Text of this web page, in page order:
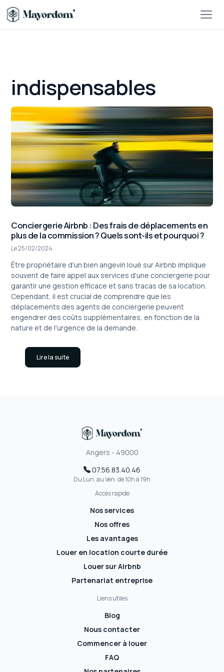
indispensables
Conciergerie Airbnb : Des frais de déplacements en
plus de la commission ? Quels sont-ils et pourquoi ?
Le 25/02/2024
Être propriétaire d'un bien angevin loué sur Airbnb implique
souvent de faire appel aux services d'une conciergerie pour
garantir une gestion efficace et sans tracas de sa location.
Cependant, il est crucial de comprendre que les
déplacements des agents de conciergerie peuvent
engendrer des coûts supplémentaires, en fonction de la
nature et de l'urgence de la demande.
Lire la suite
Angers - 49000
07.56.83.40.46
Du Lun. au Ven. de 10h à 19h
Accès rapide
Nos services
Nos offres
Les avantages
Louer en location courte durée
Louer sur Airbnb
Partenariat entreprise
Liens utiles
Blog
Nous contacter
Commencer à louer
FAQ